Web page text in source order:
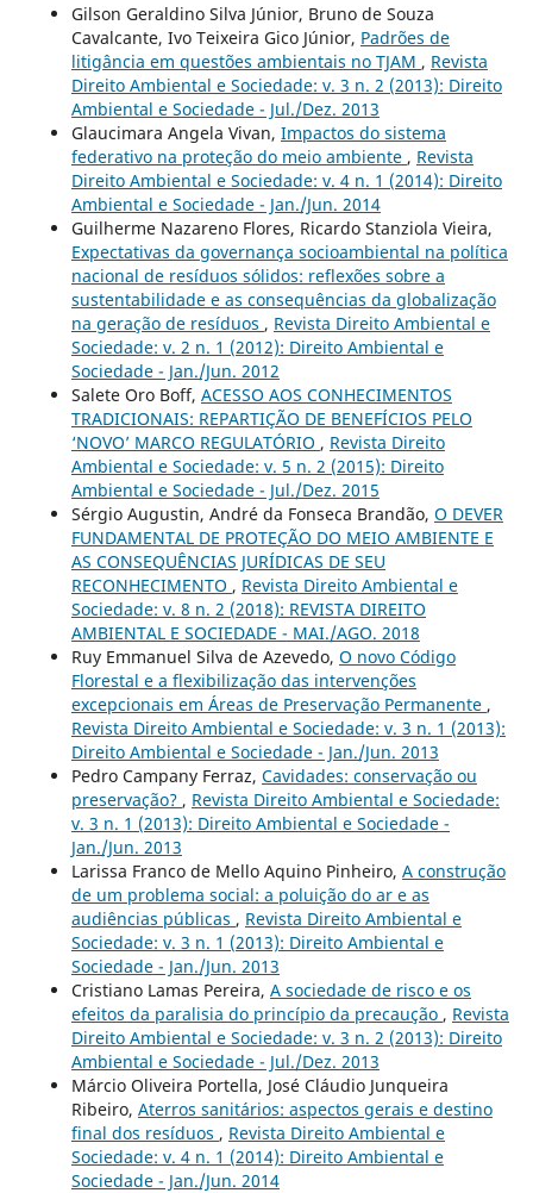
Gilson Geraldino Silva Júnior, Bruno de Souza
Cavalcante, Ivo Teixeira Gico Júnior, Padrões de
litigância em questões ambientais no TJAM , Revista
Direito Ambiental e Sociedade: v. 3 n. 2 (2013): Direito
Ambiental e Sociedade - Jul./Dez. 2013
Glaucimara Angela Vivan, Impactos do sistema
federativo na proteção do meio ambiente , Revista
Direito Ambiental e Sociedade: v. 4 n. 1 (2014): Direito
Ambiental e Sociedade - Jan./Jun. 2014
Guilherme Nazareno Flores, Ricardo Stanziola Vieira,
Expectativas da governança socioambiental na política
nacional de resíduos sólidos: reflexões sobre a
sustentabilidade e as consequências da globalização
na geração de resíduos , Revista Direito Ambiental e
Sociedade: v. 2 n. 1 (2012): Direito Ambiental e
Sociedade - Jan./Jun. 2012
Salete Oro Boff, ACESSO AOS CONHECIMENTOS
TRADICIONAIS: REPARTIÇÃO DE BENEFÍCIOS PELO
‘NOVO’ MARCO REGULATÓRIO , Revista Direito
Ambiental e Sociedade: v. 5 n. 2 (2015): Direito
Ambiental e Sociedade - Jul./Dez. 2015
Sérgio Augustin, André da Fonseca Brandão, O DEVER
FUNDAMENTAL DE PROTEÇÃO DO MEIO AMBIENTE E
AS CONSEQUÊNCIAS JURÍDICAS DE SEU
RECONHECIMENTO , Revista Direito Ambiental e
Sociedade: v. 8 n. 2 (2018): REVISTA DIREITO
AMBIENTAL E SOCIEDADE - MAI./AGO. 2018
Ruy Emmanuel Silva de Azevedo, O novo Código
Florestal e a flexibilização das intervenções
excepcionais em Áreas de Preservação Permanente ,
Revista Direito Ambiental e Sociedade: v. 3 n. 1 (2013):
Direito Ambiental e Sociedade - Jan./Jun. 2013
Pedro Campany Ferraz, Cavidades: conservação ou
preservação? , Revista Direito Ambiental e Sociedade:
v. 3 n. 1 (2013): Direito Ambiental e Sociedade -
Jan./Jun. 2013
Larissa Franco de Mello Aquino Pinheiro, A construção
de um problema social: a poluição do ar e as
audiências públicas , Revista Direito Ambiental e
Sociedade: v. 3 n. 1 (2013): Direito Ambiental e
Sociedade - Jan./Jun. 2013
Cristiano Lamas Pereira, A sociedade de risco e os
efeitos da paralisia do princípio da precaução , Revista
Direito Ambiental e Sociedade: v. 3 n. 2 (2013): Direito
Ambiental e Sociedade - Jul./Dez. 2013
Márcio Oliveira Portella, José Cláudio Junqueira
Ribeiro, Aterros sanitários: aspectos gerais e destino
final dos resíduos , Revista Direito Ambiental e
Sociedade: v. 4 n. 1 (2014): Direito Ambiental e
Sociedade - Jan./Jun. 2014